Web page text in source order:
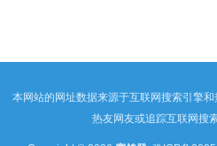
本网站的网址数据来源于互联网搜索引擎
热友网友或追踪互联网搜